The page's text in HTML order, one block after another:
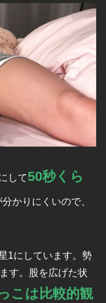
して50秒くら
かりにくいので、
1にしています。勢
す。股を広げた状
こは比較的観